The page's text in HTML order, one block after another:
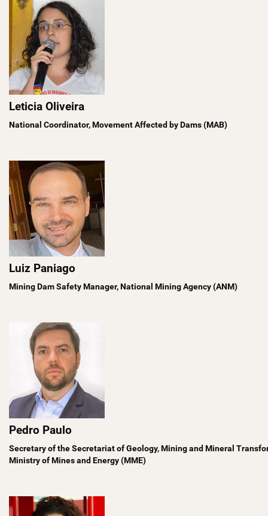
Leticia Oliveira
National Coordinator, Movement Affected by Dams (MAB)
Luiz Paniago
Mining Dam Safety Manager, National Mining Agency (ANM)
Pedro Paulo
Secretary of the Secretariat of Geology, Mining and Mineral
Ministry of Mines and Energy (MME)